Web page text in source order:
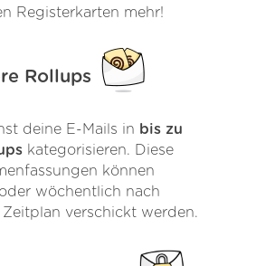
Registerkarten mehr!
Rollups
deine E-Mails in bis zu
kategorisieren. Diese
können
wöchentlich nach
Zeitplan verschickt werden.